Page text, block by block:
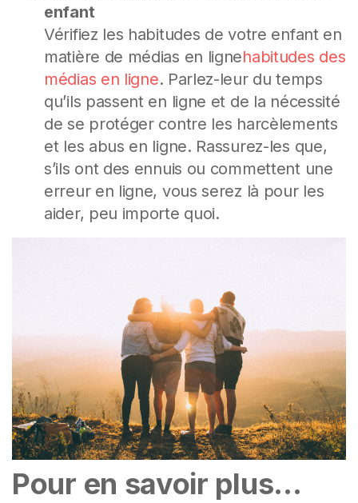
enfant
Vérifiez les habitudes de votre enfant en
matière de médias en lignehabitudes des
médias en ligne. Parlez-leur du temps
qu’ils passent en ligne et de la nécessité
de se protéger contre les harcèlements
et les abus en ligne. Rassurez-les que,
s’ils ont des ennuis ou commettent une
erreur en ligne, vous serez là pour les
aider, peu importe quoi.
Pour en savoir plus…